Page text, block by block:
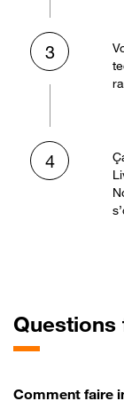
3
4
Questions
Comment faire